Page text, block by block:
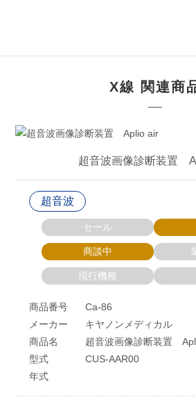
X線 関連商
超音波画像診断装置
超音波
セール
商談中
現行機種
商品番号
Ca-86
メーカー
キヤノンメディカル
商品名
超音波画像診断装置
型式
CUS-AAR00
年式